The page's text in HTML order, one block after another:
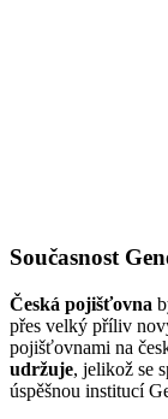
Současnost
Česká pojišťovna
přes velký příliv
pojišťovnami na
udržuje, jelikož se
úspěšnou institucí